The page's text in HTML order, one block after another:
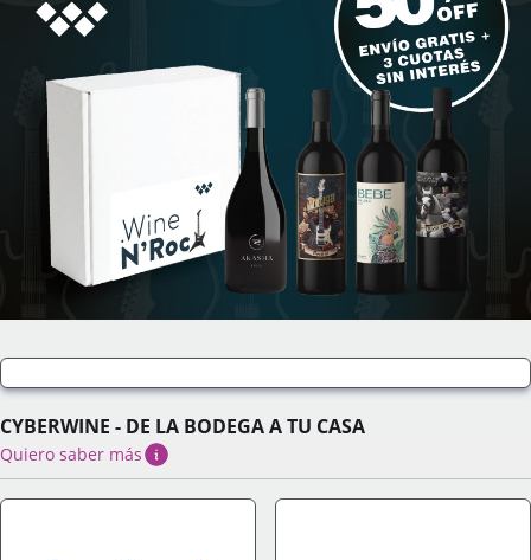
CYBERWINE - DE LA BODEGA A TU CASA
Quiero saber más